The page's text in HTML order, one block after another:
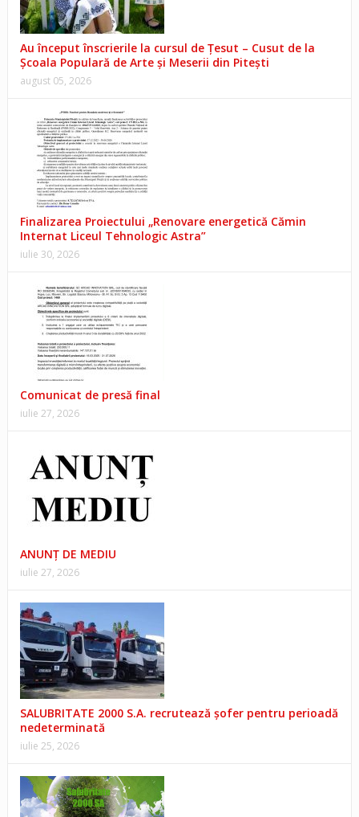
Au început înscrierile la cursul de Țesut – Cusut de la
Școala Populară de Arte și Meserii din Pitești
august 05, 2026
Finalizarea Proiectului „Renovare energetică Cămin
Internat Liceul Tehnologic Astra”
iulie 30, 2026
Comunicat de presă final
iulie 27, 2026
ANUNŢ DE MEDIU
iulie 27, 2026
SALUBRITATE 2000 S.A. recrutează șofer pentru perioadă
nedeterminată
iulie 25, 2026